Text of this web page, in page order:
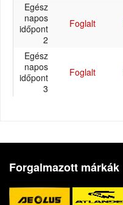
Egész
napos
időpont
2
Foglalt
Egész
napos
időpont
3
Foglalt
Forgalmazott márkák